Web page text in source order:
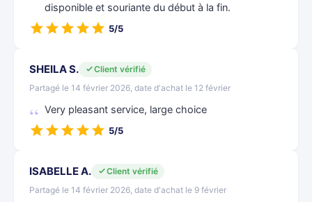
disponible et souriante du début à la fin.
5/5
SHEILA S.
Client vérifié
Partagé le 14 février 2026, date d'achat le 12 février
Very pleasant service, large choice
5/5
ISABELLE A.
Client vérifié
Partagé le 14 février 2026, date d'achat le 9 février